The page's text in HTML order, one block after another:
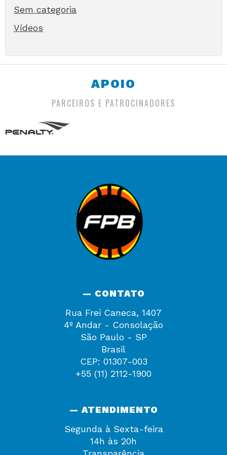
Sem categoria
Vídeos
APOIO
PARCEIROS E PATROCINADORES
— CONTATO
Rua Frei Caneca, 1407
4º Andar - Consolação
São Paulo - SP
Brasil
CEP: 01307-003
+55 (11) 2112-1900
— ATENDIMENTO
Segunda à Sexta-feira
14h às 20h